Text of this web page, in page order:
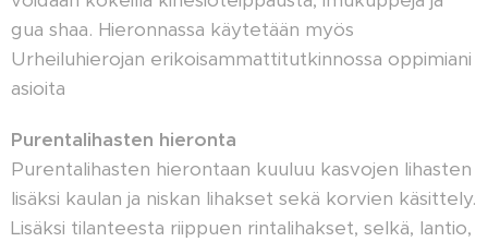
gua shaa. Hieronnassa käytetään myös
Urheiluhierojan erikoisammattitutkinnossa oppimiani
asioita
Purentalihasten hieronta
Purentalihasten hierontaan kuuluu kasvojen lihasten
lisäksi kaulan ja niskan lihakset sekä korvien käsittely.
Lisäksi tilanteesta riippuen rintalihakset, selkä, lantio,